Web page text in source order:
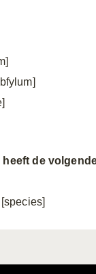
heeft de
[species]